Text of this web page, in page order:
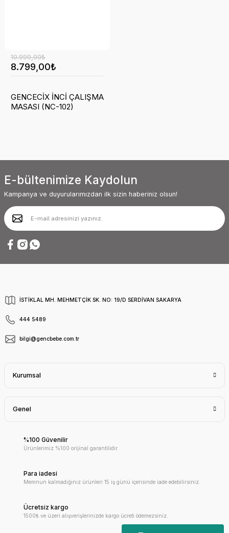
8.799,00₺
10.999,00₺
GENCECİX İNCİ ÇALIŞMA
MASASI (NC-102)
E-bültenimize Kaydolun
Kampanya ve duyurularımızdan ilk sizin haberiniz olsun!
İSTİKLAL MH. MEHMETÇİK SK. NO: 19/D SERDİVAN SAKARYA
444 5489
bilgi@gencbebe.com.tr
Kurumsal
Genel
%100 Güvenilir
Ürünlerimiz %100 orijinal garantilidir.
Para iadesi
Memnun kalmadığınız ürünleri 15 iş günü içerisinde iade edebilirsiniz.
Ücretsiz kargo
1500₺ ve üzeri alışverişlerinizde kargo ücreti ödemezsiniz.